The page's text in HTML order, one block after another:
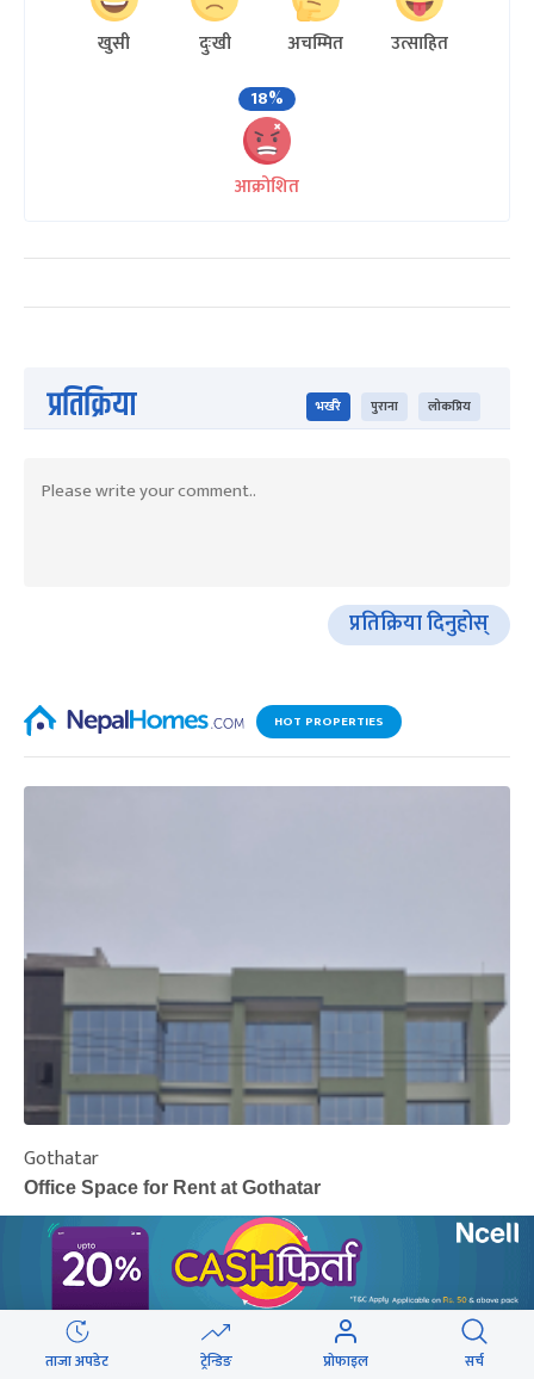
खुसी दुःखी अचम्मित
उत्साहित
18%
आक्रोशित
प्रतिक्रिया भर्खरै पुराना लोकप्रिय
प्रतिक्रिया दिनुहोस्
HOT PROPERTIES
Gothatar
Office Space for Rent at Gothatar
Rs. 55Per Sq.Feet
‹ ›
ताजा अपडेट ट्रेन्डिङ प्रोफाइल सर्च